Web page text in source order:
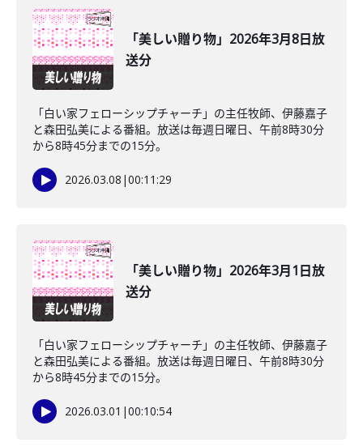
「美しい贈り物」2026年3月8日放
送分
「白い家フェローシップチャーチ」の主任牧師、伊藤嘉子
と森田弘美による番組。放送は毎週日曜日、午前8時30分
から8時45分までの15分。
2026.03.08 |00:11:29
「美しい贈り物」2026年3月1日放
送分
「白い家フェローシップチャーチ」の主任牧師、伊藤嘉子
と森田弘美による番組。放送は毎週日曜日、午前8時30分
から8時45分までの15分。
2026.03.01 |00:10:54